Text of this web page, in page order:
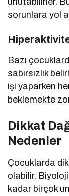
sorunlara yol
Hiperaktivite
Bazı
sabırsızlık
işi yaparken
beklemekte
Dikkat
Nedenler
Çocuklarda
olabilir.
kadar birçok